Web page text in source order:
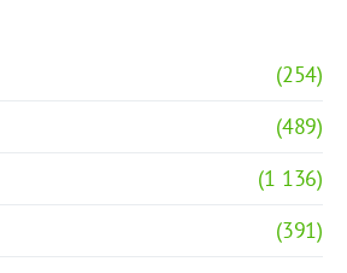
(254)
(489)
(1 136)
(391)